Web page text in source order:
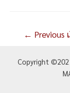
แนะแนว
← Previous
Copyright